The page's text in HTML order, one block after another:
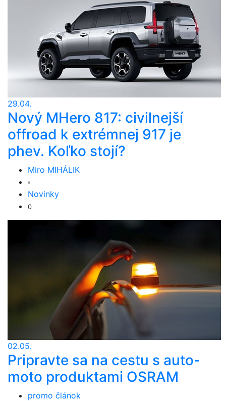
29.04.
Nový MHero 817: civilnejší
offroad k extrémnej 917 je
phev. Koľko stojí?
Miro MIHÁLIK
Novinky
0
02.05.
Pripravte sa na cestu s auto-
moto produktami OSRAM
promo článok